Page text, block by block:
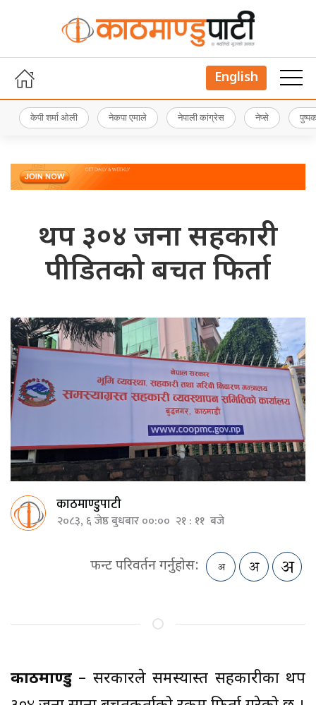
English
केपी शर्मा ओली नेकपा एमाले नेपाली कांग्रेस नेप्से
थप ३०४ जना सहकारी
पीडितको बचत फिर्ता
काठमाण्डुपाटी
२०८३, ६ जेष्ठ बुधबार ००:०० २१ : ११ बजे
फन्ट परिवर्तन गर्नुहोस:
काठमाण्डु – सरकारले समस्याग्रस्त सहकारीका थप